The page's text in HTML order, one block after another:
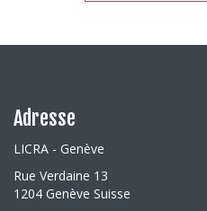
Adresse
LICRA - Genève
Rue Verdaine 13
1204 Genève Suisse